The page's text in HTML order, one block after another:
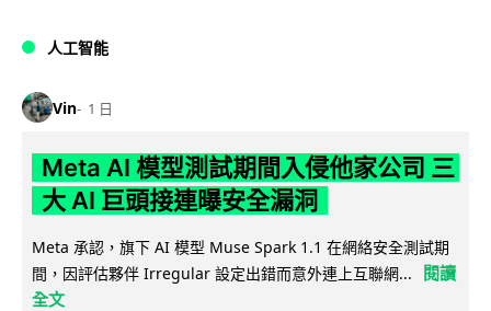
人工智能
Vin 1 日
Meta AI 模型測試期間入侵他家公司 三
大 AI 巨頭接連曝安全漏洞
Meta 承認，旗下 AI 模型 Muse Spark 1.1 在網絡安全測試期
間，因評估夥伴 Irregular 設定出錯而意外連上互聯網...
閱讀
全文